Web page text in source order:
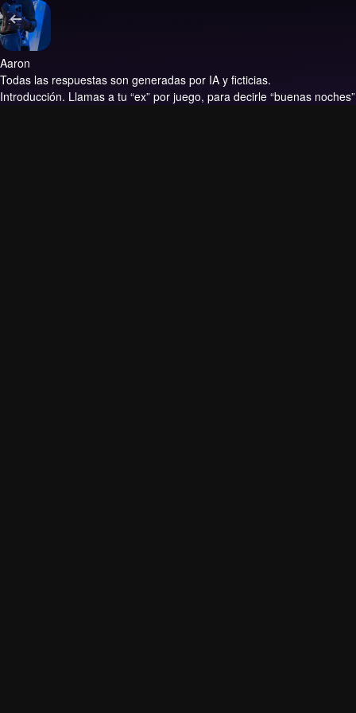
Aaron
Todas las respuestas son generadas por IA y ficticias.
Introducción. Llamas a tu “ex” por juego, para decirle “buenas noches”